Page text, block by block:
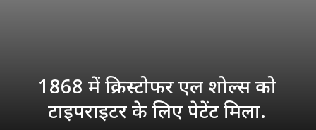
1868 में क्रिस्‍टोफर एल शोल्‍स को
टाइपराइटर के लिए पेटेंट मिला.